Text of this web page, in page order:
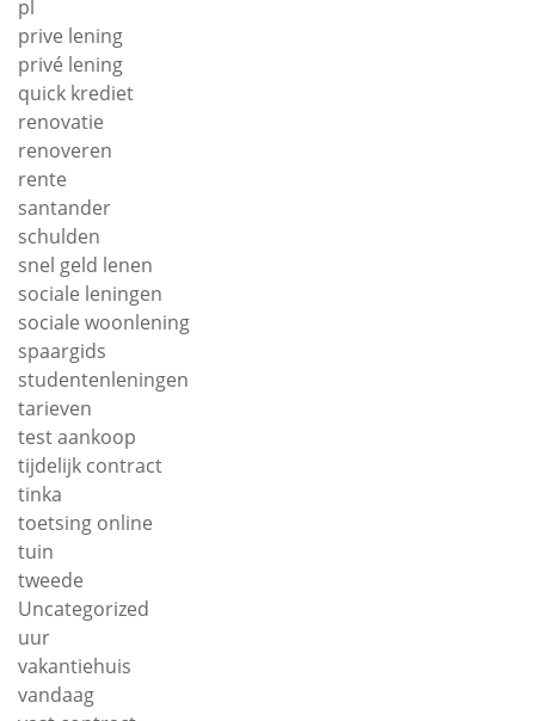
pl
prive lening
privé lening
quick krediet
renovatie
renoveren
rente
santander
schulden
snel geld lenen
sociale leningen
sociale woonlening
spaargids
studentenleningen
tarieven
test aankoop
tijdelijk contract
tinka
toetsing online
tuin
tweede
Uncategorized
uur
vakantiehuis
vandaag